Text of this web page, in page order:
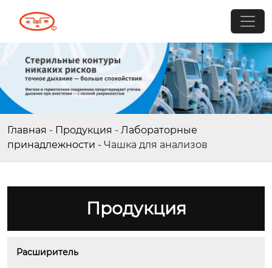
Главная - Продукция - Лабораторные
принадлежности - Чашка для анализов
Продукция
Расширитель